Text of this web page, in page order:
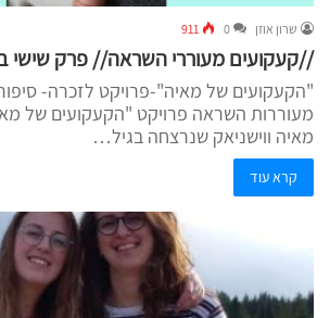
שרון אוזן 0
911
//קעקועים מעוררי השראה// פרק
"הקעקועים של מאיה"-פרויקט לזכרה-
מעוררות השראה פרויקט "הקעקועים של
מאיה ווישניאק שנרצחה בגיל…
קרא עוד